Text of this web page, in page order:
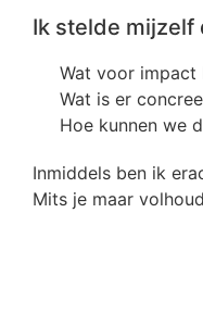
Ik stelde mijzelf
Wat voor impact
Wat is er
Hoe kunnen we
Inmiddels ben ik
Mits je maar